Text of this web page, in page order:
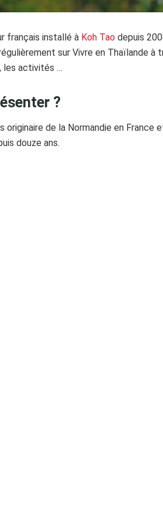
français installé à Koh Tao depuis
sur Vivre en Thaïlande à
les activités …
?
originaire de la Normandie en
douze ans.